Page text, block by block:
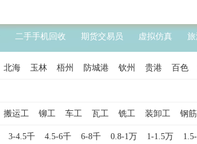
二手手机回收 期货交易员 虚拟仿真 旅
北海 玉林 梧州 防城港 钦州 贵港 百色
搬运工 铆工 车工 瓦工 铣工 装卸工 钢
钣金工 送水工 学徒工 管道工 包装工 水
3-4.5千 4.5-6千 6-8千 0.8-1万 1-1.5万